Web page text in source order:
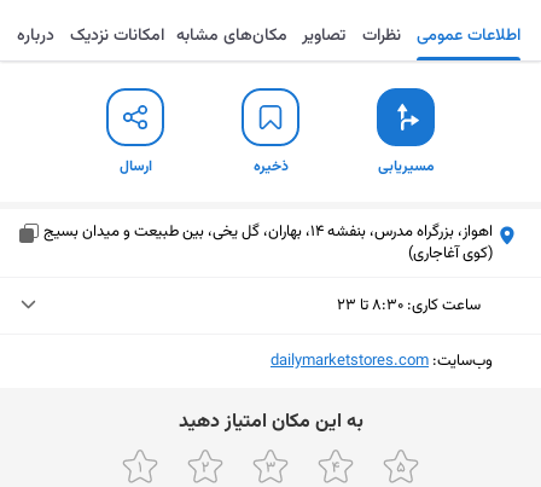
مسیریابی ذخیره ارسال اطلاعات عمومی نظرات تصاویر مکان‌های مشابه امکانات نزدیک درباره
مسیریابی ذخیره ارسال
اهواز، بزرگراه مدرس، بنفشه 14، بهاران، گل یخی، بین طبیعت و میدان بسیج
(کوی آغاجاری)
ساعت کاری: ۸:۳۰ تا ۲۳
سه‌شنبه (امروز)
وب‌سایت: ‎dailymarketstores.com
ﺑﻪ اﯾﻦ ﻣﮑﺎن اﻣﺘﯿﺎز دﻫﯿﺪ